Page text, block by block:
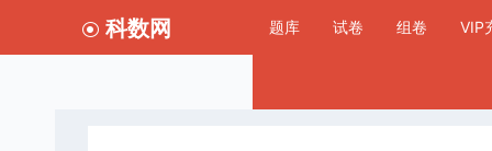
科数网 题库 试卷 组卷 VIP